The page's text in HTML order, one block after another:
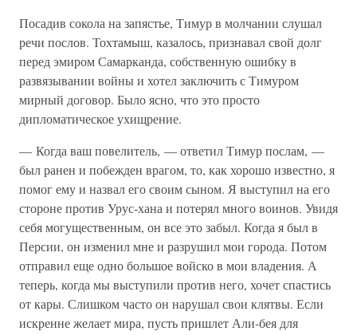
Посадив сокола на запястье, Тимур в молчании слушал
речи послов. Тохтамыш, казалось, признавал свой долг
перед эмиром Самарканда, собственную ошибку в
развязывании войны и хотел заключить с Тимуром
мирный договор. Было ясно, что это просто
дипломатическое ухищрение.
— Когда ваш повелитель, — ответил Тимур послам, —
был ранен и побежден врагом, то, как хорошо известно, я
помог ему и назвал его своим сыном. Я выступил на его
стороне против Урус-хана и потерял много воинов. Увидя
себя могущественным, он все это забыл. Когда я был в
Персии, он изменил мне и разрушил мои города. Потом
отправил еще одно большое войско в мои владения. А
теперь, когда мы выступили против него, хочет спастись
от кары. Слишком часто он нарушал свои клятвы. Если
искренне желает мира, пусть пришлет Али-бея для